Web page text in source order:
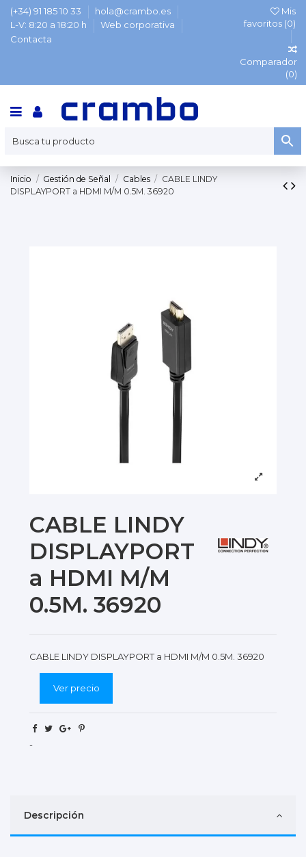
(+34) 91 185 10 33
hola@crambo.es
L-V: 8:20 a 18:20 h
Web corporativa
Contacta
Mis
favoritos (0)
Comparador
(0)
Inicio Gestión de Señal Cables
CABLE LINDY
DISPLAYPORT a HDMI M/M 0.5M. 36920
CABLE LINDY
DISPLAYPORT
a HDMI M/M
0.5M. 36920
CABLE LINDY DISPLAYPORT a HDMI M/M 0.5M. 36920
Ver precio
-
Descripción